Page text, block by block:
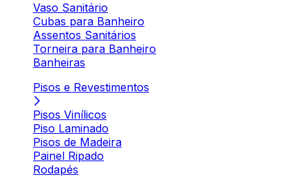
Vaso Sanitário
Cubas para Banheiro
Assentos Sanitários
Torneira para Banheiro
Banheiras
Pisos e Revestimentos
Pisos Vinílicos
Piso Laminado
Pisos de Madeira
Painel Ripado
Rodapés